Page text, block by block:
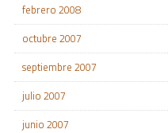
febrero 2008
octubre 2007
septiembre 2007
julio 2007
junio 2007